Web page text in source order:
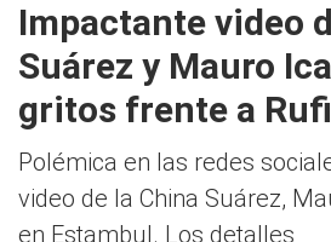
Impactante video
Suárez y Mauro
gritos frente a
Polémica en las redes
video de la China Suárez,
en Estambul. Los detalles